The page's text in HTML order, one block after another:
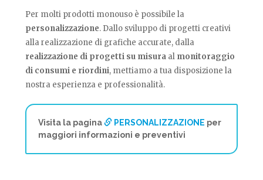
Per molti prodotti monouso è possibile la
personalizzazione. Dallo sviluppo di progetti creativi
alla realizzazione di grafiche accurate, dalla
realizzazione di progetti su misura al monitoraggio
di consumi e riordini, mettiamo a tua disposizione la
nostra esperienza e professionalità.
Visita la pagina PERSONALIZZAZIONE per
maggiori informazioni e preventivi